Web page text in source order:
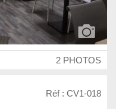
2 PHOTOS
Réf : CV1-018